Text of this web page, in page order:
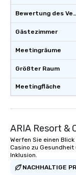
Bewertung des
Gästezimmer
Meetingräume
Größter Raum
Meetingfläche
ARIA Resort &
Werfen Sie einen
Casino zu
Inklusion.
NACHHALTIGE